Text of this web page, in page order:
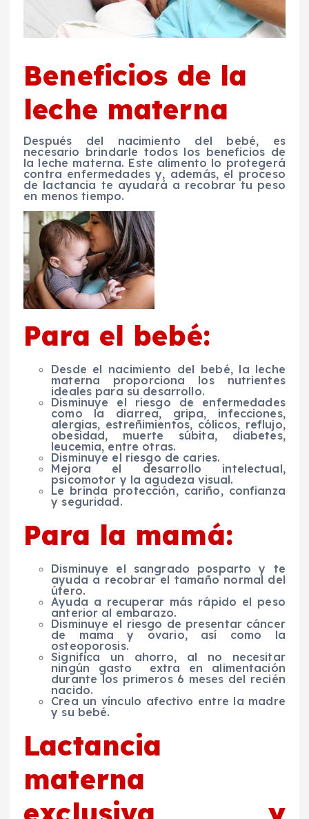
Beneficios de la
leche materna
Después del nacimiento del bebé, es
necesario brindarle todos los beneficios de
la leche materna. Este alimento lo protegerá
contra enfermedades y, además, el proceso
de lactancia te ayudará a recobrar tu peso
en menos tiempo.
Para el bebé:
Desde el nacimiento del bebé, la leche
materna proporciona los nutrientes
ideales para su desarrollo.
Disminuye el riesgo de enfermedades
como la diarrea, gripa, infecciones,
alergias, estreñimientos, cólicos, reflujo,
obesidad, muerte súbita, diabetes,
leucemia, entre otras.
Disminuye el riesgo de caries.
Mejora el desarrollo intelectual,
psicomotor y la agudeza visual.
Le brinda protección, cariño, confianza
y seguridad.
Para la mamá:
Disminuye el sangrado posparto y te
ayuda a recobrar el tamaño normal del
útero.
Ayuda a recuperar más rápido el peso
anterior al embarazo.
Disminuye el riesgo de presentar cáncer
de mama y ovario, así como la
osteoporosis.
Significa un ahorro, al no necesitar
ningún gasto extra en alimentación
durante los primeros 6 meses del recién
nacido.
Crea un vínculo afectivo entre la madre
y su bebé.
Lactancia
materna